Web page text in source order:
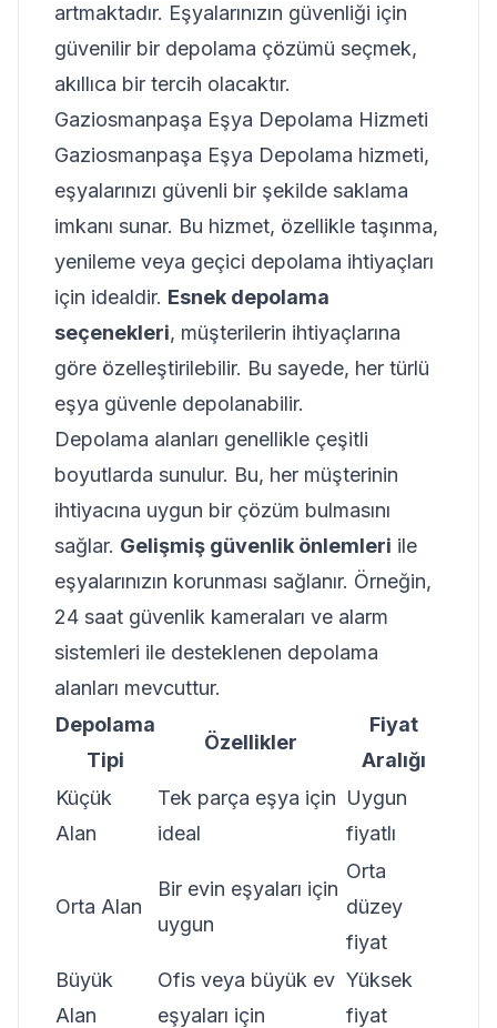
artmaktadır. Eşyalarınızın güvenliği için
güvenilir bir depolama çözümü seçmek,
akıllıca bir tercih olacaktır.
Gaziosmanpaşa Eşya Depolama Hizmeti
Gaziosmanpaşa Eşya Depolama hizmeti,
eşyalarınızı güvenli bir şekilde saklama
imkanı sunar. Bu hizmet, özellikle taşınma,
yenileme veya geçici depolama ihtiyaçları
için idealdir. Esnek depolama
seçenekleri, müşterilerin ihtiyaçlarına
göre özelleştirilebilir. Bu sayede, her türlü
eşya güvenle depolanabilir.
Depolama alanları genellikle çeşitli
boyutlarda sunulur. Bu, her müşterinin
ihtiyacına uygun bir çözüm bulmasını
sağlar. Gelişmiş güvenlik önlemleri ile
eşyalarınızın korunması sağlanır. Örneğin,
24 saat güvenlik kameraları ve alarm
sistemleri ile desteklenen depolama
alanları mevcuttur.
Depolama
Tipi
Özellikler
Fiyat
Aralığı
Küçük
Alan
Tek parça eşya için
ideal
Uygun
fiyatlı
Orta Alan
Bir evin eşyaları için
uygun
Orta
düzey
fiyat
Büyük
Alan
Ofis veya büyük ev
eşyaları için
Yüksek
fiyat